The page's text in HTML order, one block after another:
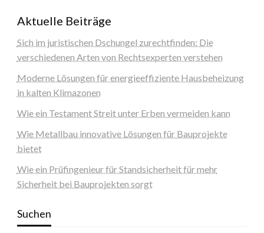
Aktuelle Beiträge
Sich im juristischen Dschungel zurechtfinden: Die
verschiedenen Arten von Rechtsexperten verstehen
Moderne Lösungen für energieeffiziente Hausbeheizung
in kalten Klimazonen
Wie ein Testament Streit unter Erben vermeiden kann
Wie Metallbau innovative Lösungen für Bauprojekte
bietet
Wie ein Prüfingenieur für Standsicherheit für mehr
Sicherheit bei Bauprojekten sorgt
Suchen